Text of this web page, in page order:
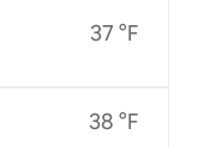
37 °F
38 °F